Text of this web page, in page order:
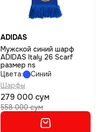
ADIDAS
Мужской синий шарф
ADIDAS Italy 26 Scarf
размер ns
Цвета:
Синий
Шарфы
279 000 сум
558 000 сум